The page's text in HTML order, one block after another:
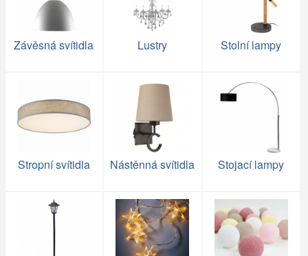
Závěsná svítidla Lustry Stolní lampy
Stropní svítidla Nástěnná svítidla Stojací lampy